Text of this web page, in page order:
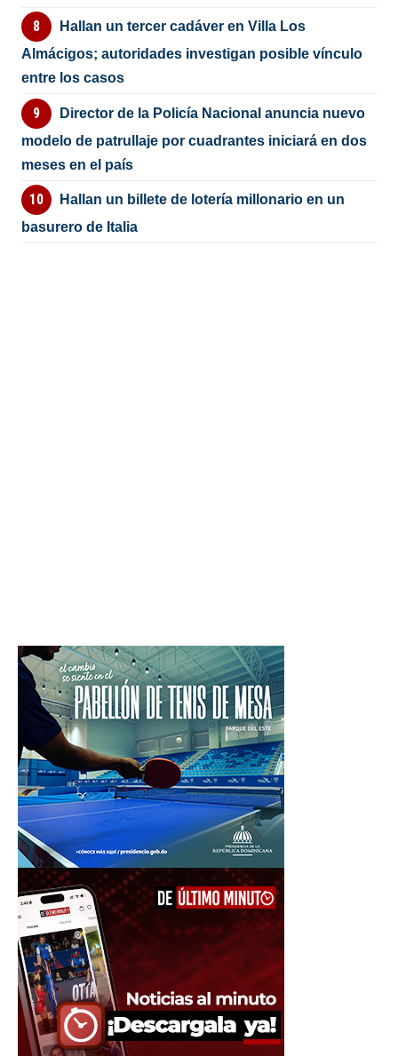
Hallan un tercer cadáver en Villa Los
Almácigos; autoridades investigan posible vínculo
entre los casos
Director de la Policía Nacional anuncia nuevo
modelo de patrullaje por cuadrantes iniciará en dos
meses en el país
Hallan un billete de lotería millonario en un
basurero de Italia